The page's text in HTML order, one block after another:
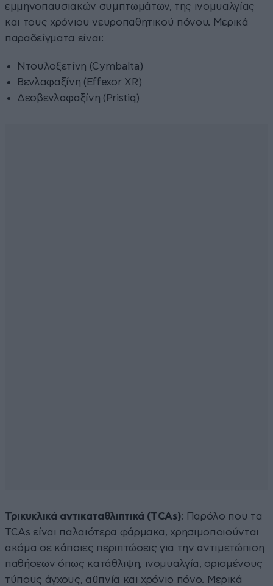
εμμηνοπαυσιακών συμπτωμάτων, της ινομυαλγίας
και τους χρόνιου νευροπαθητικού πόνου. Μερικά
παραδείγματα είναι:
Ντουλοξετίνη (Cymbalta)
Βενλαφαξίνη (Effexor XR)
Δεσβενλαφαξίνη (Pristiq)
Τρικυκλικά αντικαταθλιπτικά (TCAs): Παρόλο που τα
TCAs είναι παλαιότερα φάρμακα, χρησιμοποιούνται
ακόμα σε κάποιες περιπτώσεις για την αντιμετώπιση
παθήσεων όπως κατάθλιψη, ινομυαλγία, ορισμένους
τύπους άγχους, αϋπνία και χρόνιο πόνο. Μερικά